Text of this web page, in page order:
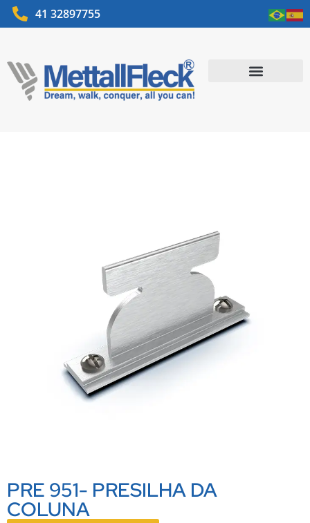
41 32897755
PRE 951- PRESILHA DA
COLUNA